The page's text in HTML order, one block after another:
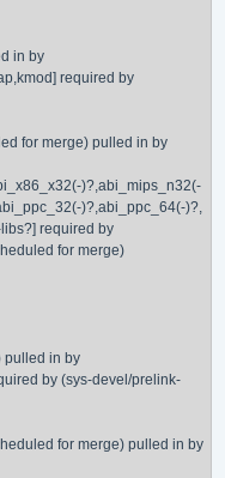
in by
required by
for merge) pulled in by
)?,abi_mips_n32(-
)?,abi_ppc_64(-)?,
required by
for merge)
pulled in by
by (sys-devel/prelink-
for merge) pulled in by